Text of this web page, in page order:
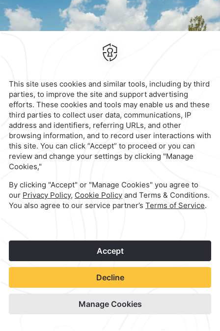
Quinta Real Aguascalientes
Check Availability View hotel site
Cookies
Modify Reservation
Calzada General Mariano
Escobedo 700, Anzures,
contacto@caminoreal.com
reservaciones@caminoreal.com
©2026 Grupo Camino Real
1